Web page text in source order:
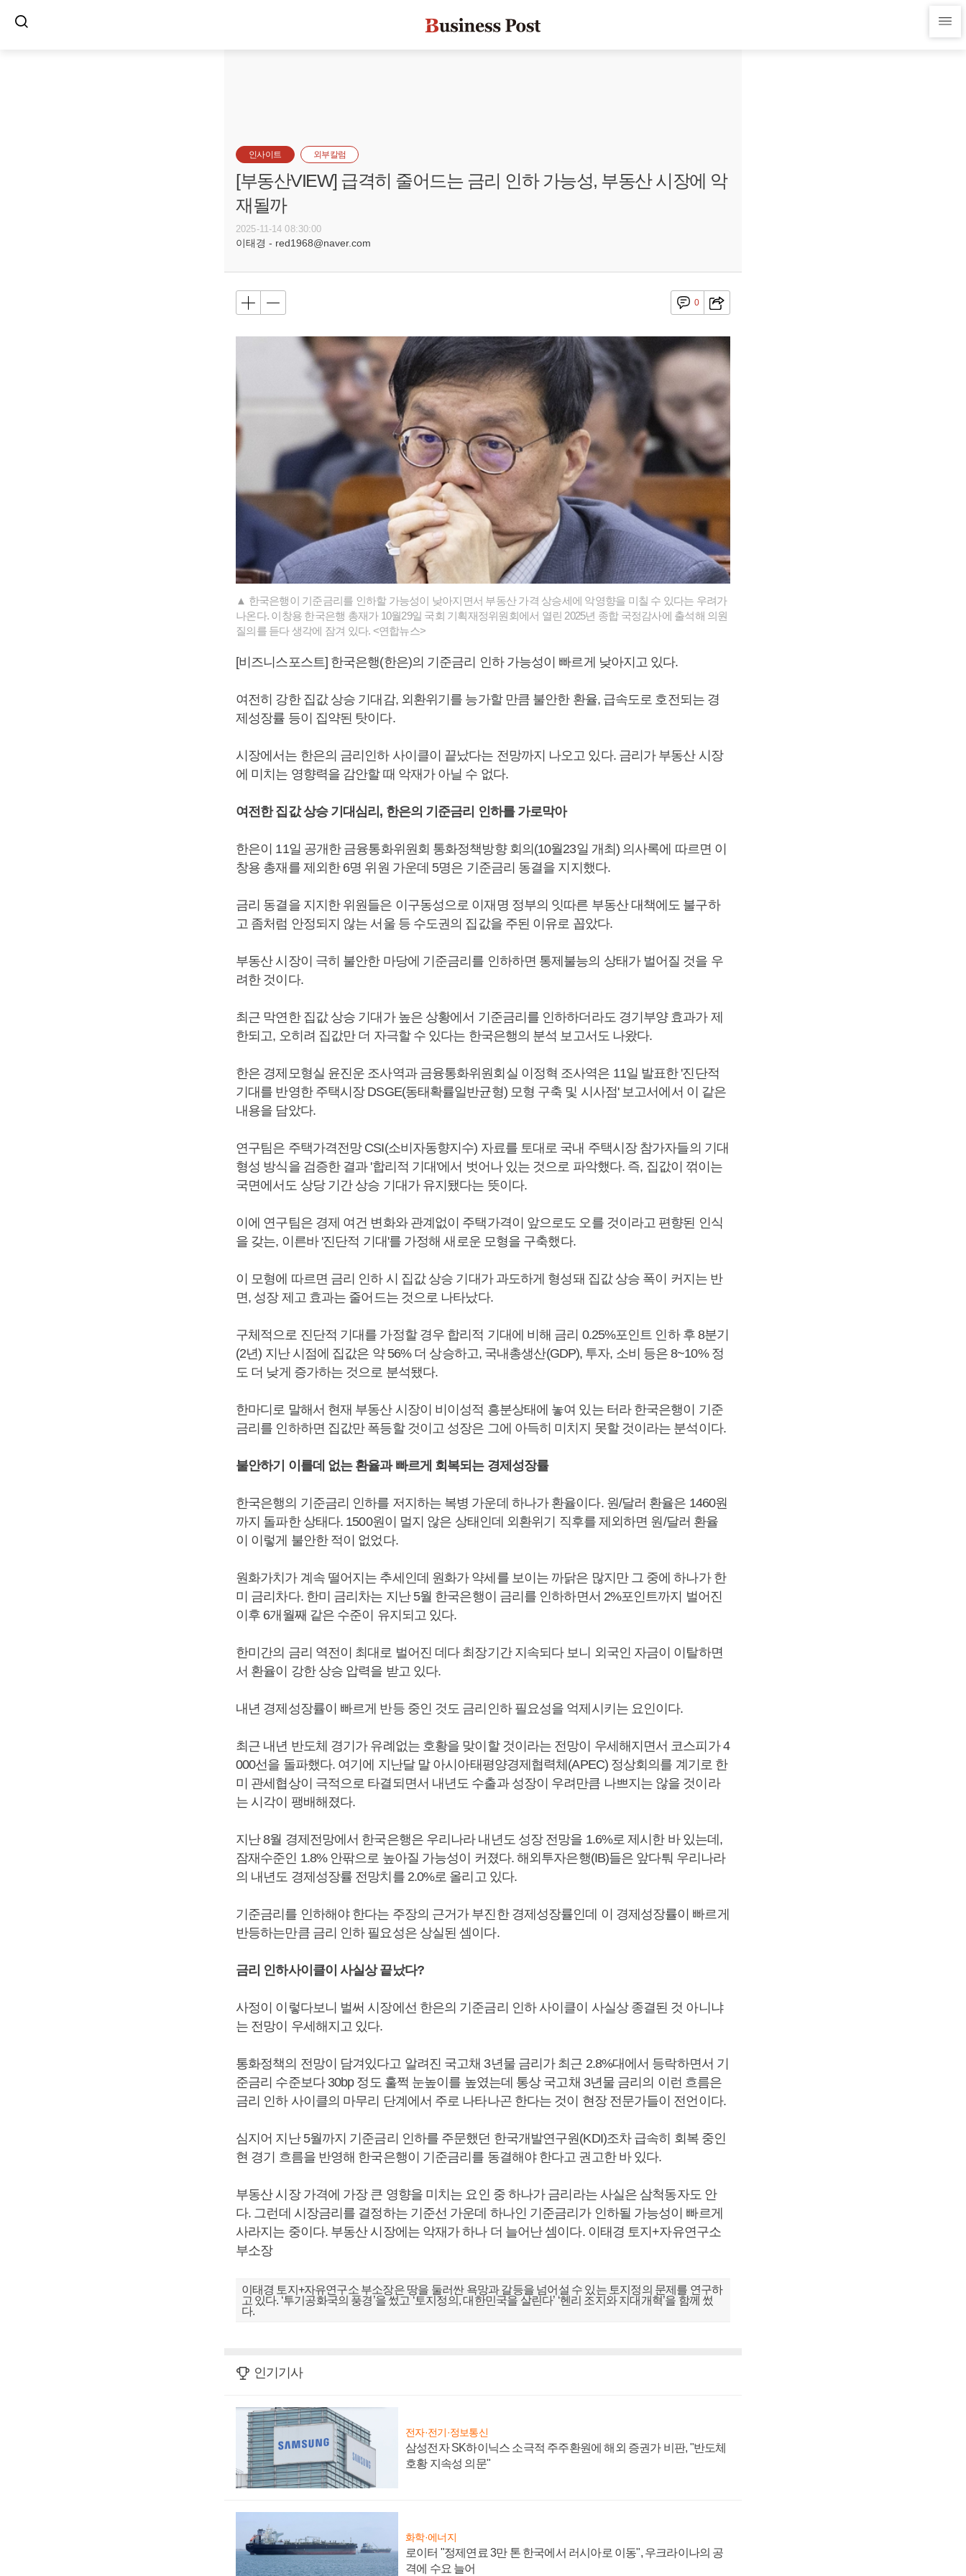
인사이트 외부칼럼
[부동산VIEW] 급격히 줄어드는 금리 인하 가능성, 부동산 시장에 악
재될까
2025-11-14 08:30:00
이태경 - red1968@naver.com
0
▲ 한국은행이 기준금리를 인하할 가능성이 낮아지면서 부동산 가격 상승세에 악영향을 미칠 수 있다는 우려가
나온다. 이창용 한국은행 총재가 10월29일 국회 기획재정위원회에서 열린 2025년 종합 국정감사에 출석해 의원
질의를 듣다 생각에 잠겨 있다. <연합뉴스>
[비즈니스포스트] 한국은행(한은)의 기준금리 인하 가능성이 빠르게 낮아지고 있다.
여전히 강한 집값 상승 기대감, 외환위기를 능가할 만큼 불안한 환율, 급속도로 호전되는 경
제성장률 등이 집약된 탓이다.
시장에서는 한은의 금리인하 사이클이 끝났다는 전망까지 나오고 있다. 금리가 부동산 시장
에 미치는 영향력을 감안할 때 악재가 아닐 수 없다.
여전한 집값 상승 기대심리, 한은의 기준금리 인하를 가로막아
한은이 11일 공개한 금융통화위원회 통화정책방향 회의(10월23일 개최) 의사록에 따르면 이
창용 총재를 제외한 6명 위원 가운데 5명은 기준금리 동결을 지지했다.
금리 동결을 지지한 위원들은 이구동성으로 이재명 정부의 잇따른 부동산 대책에도 불구하
고 좀처럼 안정되지 않는 서울 등 수도권의 집값을 주된 이유로 꼽았다.
부동산 시장이 극히 불안한 마당에 기준금리를 인하하면 통제불능의 상태가 벌어질 것을 우
려한 것이다.
최근 막연한 집값 상승 기대가 높은 상황에서 기준금리를 인하하더라도 경기부양 효과가 제
한되고, 오히려 집값만 더 자극할 수 있다는 한국은행의 분석 보고서도 나왔다.
한은 경제모형실 윤진운 조사역과 금융통화위원회실 이정혁 조사역은 11일 발표한 '진단적
기대를 반영한 주택시장 DSGE(동태확률일반균형) 모형 구축 및 시사점' 보고서에서 이 같은
내용을 담았다.
연구팀은 주택가격전망 CSI(소비자동향지수) 자료를 토대로 국내 주택시장 참가자들의 기대
형성 방식을 검증한 결과 '합리적 기대'에서 벗어나 있는 것으로 파악했다. 즉, 집값이 꺾이는
국면에서도 상당 기간 상승 기대가 유지됐다는 뜻이다.
이에 연구팀은 경제 여건 변화와 관계없이 주택가격이 앞으로도 오를 것이라고 편향된 인식
을 갖는, 이른바 '진단적 기대'를 가정해 새로운 모형을 구축했다.
이 모형에 따르면 금리 인하 시 집값 상승 기대가 과도하게 형성돼 집값 상승 폭이 커지는 반
면, 성장 제고 효과는 줄어드는 것으로 나타났다.
구체적으로 진단적 기대를 가정할 경우 합리적 기대에 비해 금리 0.25%포인트 인하 후 8분기
(2년) 지난 시점에 집값은 약 56% 더 상승하고, 국내총생산(GDP), 투자, 소비 등은 8~10% 정
도 더 낮게 증가하는 것으로 분석됐다.
한마디로 말해서 현재 부동산 시장이 비이성적 흥분상태에 놓여 있는 터라 한국은행이 기준
금리를 인하하면 집값만 폭등할 것이고 성장은 그에 아득히 미치지 못할 것이라는 분석이다.
불안하기 이를데 없는 환율과 빠르게 회복되는 경제성장률
한국은행의 기준금리 인하를 저지하는 복병 가운데 하나가 환율이다. 원/달러 환율은 1460원
까지 돌파한 상태다. 1500원이 멀지 않은 상태인데 외환위기 직후를 제외하면 원/달러 환율
이 이렇게 불안한 적이 없었다.
원화가치가 계속 떨어지는 추세인데 원화가 약세를 보이는 까닭은 많지만 그 중에 하나가 한
미 금리차다. 한미 금리차는 지난 5월 한국은행이 금리를 인하하면서 2%포인트까지 벌어진
이후 6개월째 같은 수준이 유지되고 있다.
한미간의 금리 역전이 최대로 벌어진 데다 최장기간 지속되다 보니 외국인 자금이 이탈하면
서 환율이 강한 상승 압력을 받고 있다.
내년 경제성장률이 빠르게 반등 중인 것도 금리인하 필요성을 억제시키는 요인이다.
최근 내년 반도체 경기가 유례없는 호황을 맞이할 것이라는 전망이 우세해지면서 코스피가 4
000선을 돌파했다. 여기에 지난달 말 아시아태평양경제협력체(APEC) 정상회의를 계기로 한
미 관세협상이 극적으로 타결되면서 내년도 수출과 성장이 우려만큼 나쁘지는 않을 것이라
는 시각이 팽배해졌다.
지난 8월 경제전망에서 한국은행은 우리나라 내년도 성장 전망을 1.6%로 제시한 바 있는데,
잠재수준인 1.8% 안팎으로 높아질 가능성이 커졌다. 해외투자은행(IB)들은 앞다퉈 우리나라
의 내년도 경제성장률 전망치를 2.0%로 올리고 있다.
기준금리를 인하해야 한다는 주장의 근거가 부진한 경제성장률인데 이 경제성장률이 빠르게
반등하는만큼 금리 인하 필요성은 상실된 셈이다.
금리 인하사이클이 사실상 끝났다?
사정이 이렇다보니 벌써 시장에선 한은의 기준금리 인하 사이클이 사실상 종결된 것 아니냐
는 전망이 우세해지고 있다.
통화정책의 전망이 담겨있다고 알려진 국고채 3년물 금리가 최근 2.8%대에서 등락하면서 기
준금리 수준보다 30bp 정도 훌쩍 눈높이를 높였는데 통상 국고채 3년물 금리의 이런 흐름은
금리 인하 사이클의 마무리 단계에서 주로 나타나곤 한다는 것이 현장 전문가들이 전언이다.
심지어 지난 5월까지 기준금리 인하를 주문했던 한국개발연구원(KDI)조차 급속히 회복 중인
현 경기 흐름을 반영해 한국은행이 기준금리를 동결해야 한다고 권고한 바 있다.
부동산 시장 가격에 가장 큰 영향을 미치는 요인 중 하나가 금리라는 사실은 삼척동자도 안
다. 그런데 시장금리를 결정하는 기준선 가운데 하나인 기준금리가 인하될 가능성이 빠르게
사라지는 중이다. 부동산 시장에는 악재가 하나 더 늘어난 셈이다. 이태경 토지+자유연구소
부소장
이태경 토지+자유연구소 부소장은 땅을 둘러싼 욕망과 갈등을 넘어설 수 있는 토지정의 문제를 연구하
고 있다. ‘투기공화국의 풍경’을 썼고 ‘토지정의, 대한민국을 살린다’ ‘헨리 조지와 지대개혁’을 함께 썼
다.
인기기사
전자·전기·정보통신
삼성전자 SK하이닉스 소극적 주주환원에 해외 증권가 비판, "반도체
호황 지속성 의문"
화학·에너지
로이터 "정제연료 3만 톤 한국에서 러시아로 이동", 우크라이나의 공
격에 수요 늘어